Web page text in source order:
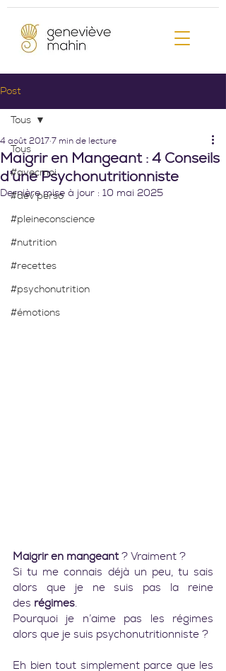
Post
Tous
#avecmoi
#dev'perso
#pleineconscience
#nutrition
#recettes
#psychonutrition
#émotions
Tous
Maigrir en Mangeant : 4 Conseils
d’une Psychonutritionniste
4 août 2017 7 min de lecture
Dernière mise à jour : 10 mai 2025
Maigrir en mangeant ? Vraiment ?
Si tu me connais déjà un peu, tu sais
alors que je ne suis pas la reine
des régimes
Pourquoi je n’aime pas les régimes
alors que je suis psychonutritionniste ?
Eh bien tout simplement parce que les